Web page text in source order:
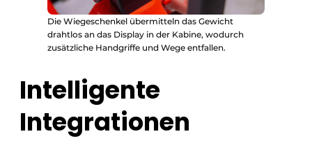
Die Wiegeschenkel übermitteln das Gewicht
drahtlos an das Display in der Kabine, wodurch
zusätzliche Handgriffe und Wege entfallen.
Intelligente
Integrationen